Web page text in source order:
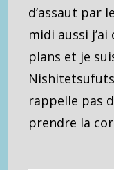
d’assaut par
midi aussi
plans et je
rappelle pas
prendre la